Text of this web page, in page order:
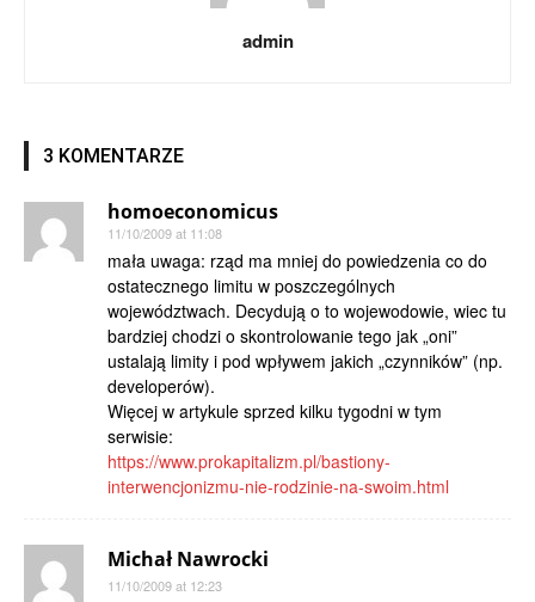
admin
3 KOMENTARZE
homoeconomicus
11/10/2009 at 11:08
mała uwaga: rząd ma mniej do powiedzenia co do
ostatecznego limitu w poszczególnych
województwach. Decydują o to wojewodowie, wiec tu
bardziej chodzi o skontrolowanie tego jak „oni”
ustalają limity i pod wpływem jakich „czynników” (np.
developerów).
Więcej w artykule sprzed kilku tygodni w tym
serwisie:
https://www.prokapitalizm.pl/bastiony-
interwencjonizmu-nie-rodzinie-na-swoim.html
Michał Nawrocki
11/10/2009 at 12:23